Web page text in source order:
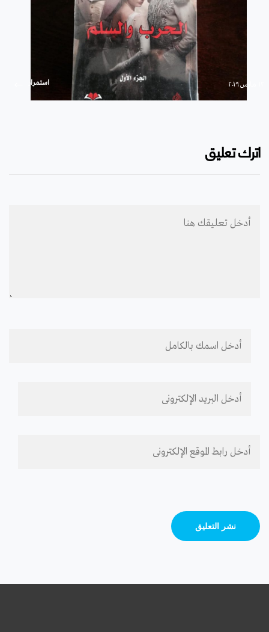
استمرار
اترك تعليق